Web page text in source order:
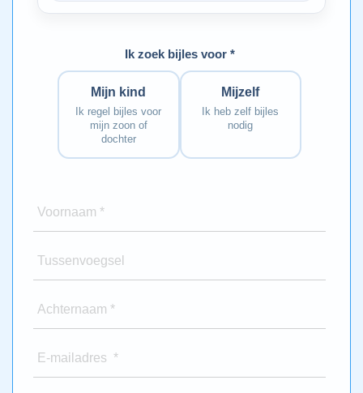
Ik zoek bijles voor *
Mijn kind
Ik regel bijles voor
mijn zoon of
dochter
Mijzelf
Ik heb zelf bijles
nodig
Voornaam *
Tussenvoegsel
Achternaam *
E-mailadres *